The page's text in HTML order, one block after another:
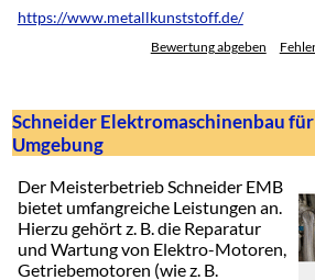
https://www.metallkunststoff.de/
Bewertung abgeben
Schneider Elektromaschinenbau
Umgebung
Der Meisterbetrieb Schneider EMB
bietet umfangreiche Leistungen an.
Hierzu gehört z. B. die Reparatur
und Wartung von Elektro-Motoren,
Getriebemotoren (wie z. B.